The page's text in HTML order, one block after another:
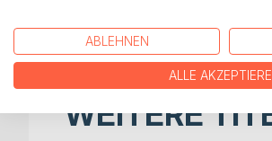
Oebisfelde, im Sommer 2023
WEITERE
ABLEHNEN
ALLE